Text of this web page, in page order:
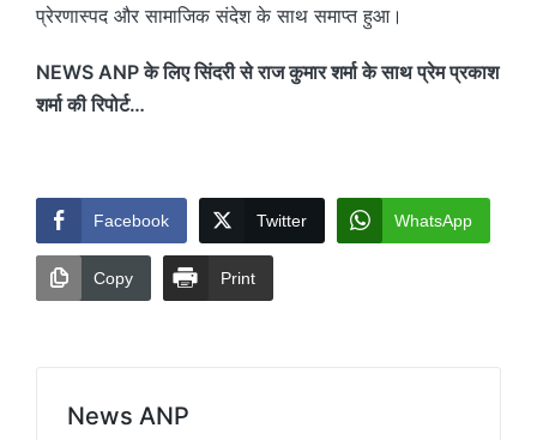
प्रेरणास्पद और सामाजिक संदेश के साथ समाप्त हुआ।
NEWS ANP के लिए सिंदरी से राज कुमार शर्मा के साथ प्रेम प्रकाश
शर्मा की रिपोर्ट…
Facebook Twitter WhatsApp
Copy Print
News ANP